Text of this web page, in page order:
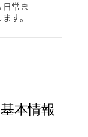
常ま
す。
本情報